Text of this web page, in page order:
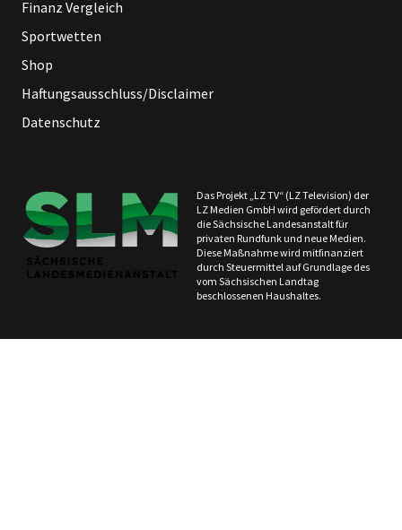
Finanz Vergleich
Sportwetten
Shop
Haftungsausschluss/Disclaimer
Datenschutz
Das Projekt „LZ TV“ (LZ Television) der
LZ Medien GmbH wird gefördert durch
die Sächsische Landesanstalt für
privaten Rundfunk und neue Medien.
Diese Maßnahme wird mitfinanziert
durch Steuermittel auf Grundlage des
vom Sächsischen Landtag
beschlossenen Haushaltes.